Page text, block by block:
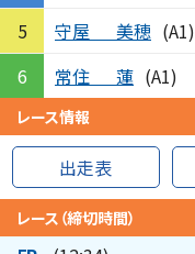
5
守屋 美穂 (A1)
6
常住 蓮 (A1)
レース情報
出走表
レース（締切時間）